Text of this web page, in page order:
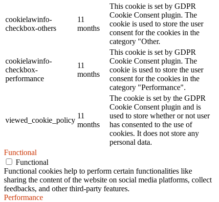
cookielawinfo-
checkbox-others
11
months
This cookie is set by GDPR
Cookie Consent plugin. The
cookie is used to store the user
consent for the cookies in the
category "Other.
cookielawinfo-
checkbox-
performance
11
months
This cookie is set by GDPR
Cookie Consent plugin. The
cookie is used to store the user
consent for the cookies in the
category "Performance".
viewed_cookie_policy
11
months
The cookie is set by the GDPR
Cookie Consent plugin and is
used to store whether or not user
has consented to the use of
cookies. It does not store any
personal data.
Functional
Functional
Functional cookies help to perform certain functionalities like
sharing the content of the website on social media platforms, collect
feedbacks, and other third-party features.
Performance